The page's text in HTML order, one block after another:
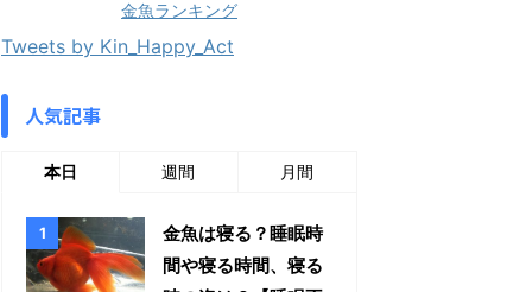
金魚ランキング
Tweets by Kin_Happy_Act
人気記事
本日 週間 月間
金魚は寝る？睡眠時
間や寝る時間、寝る